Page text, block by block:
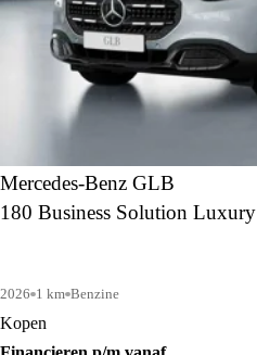
Mercedes-Benz GLB
180 Business Solution Luxury
2026 1 km Benzine
Kopen